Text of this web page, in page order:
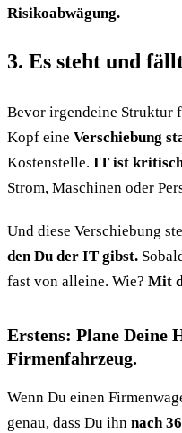
Risikoabwägung.
3. Es steht und
Bevor irgendeine Struktur
Kopf eine Verschiebung
Kostenstelle. IT ist
Strom, Maschinen oder
Und diese Verschiebung
den Du der IT gibst.
fast von alleine. Wie? Mit
Erstens: Plane Deine
Firmenfahrzeug.
Wenn Du einen
genau, dass Du ihn nach